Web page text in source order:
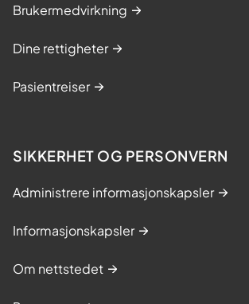
Brukermedvirkning
Dine rettigheter
Pasientreiser
SIKKERHET OG PERSONVERN
Administrere informasjonskapsler
Informasjonskapsler
Om nettstedet